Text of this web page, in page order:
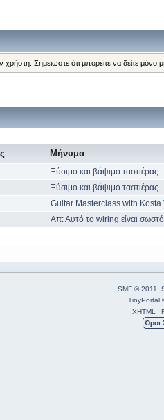
Σημειώστε ότι μπορείτε να δείτε
Μήνυμα
Ξύσιμο και βάψιμο ταστιέρας
Ξύσιμο και βάψιμο ταστιέρας
Guitar Masterclass with
Απ: Αυτό το wiring είναι
SMF © 2011
TinyPortal
XHTML
Όροι